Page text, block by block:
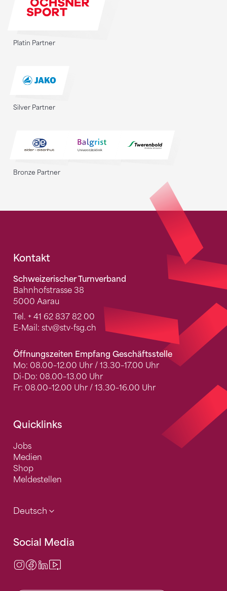
Platin Partner
Silver Partner
Bronze Partner
Fusszeile
Kontakt
Schweizerischer Turnverband
Bahnhofstrasse 38
5000 Aarau
Tel. + 41 62 837 82 00
E-Mail: stv@stv-fsg.ch
Öffnungszeiten Empfang Geschäftsstelle
Mo: 08.00–12.00 Uhr / 13.30–17.00 Uhr
Di-Do: 08.00–13.00 Uhr
Fr: 08.00–12.00 Uhr / 13.30–16.00 Uhr
Quicklinks
Jobs
Medien
Shop
Meldestellen
Deutsch
Social Media
Instagram
Facebook
LinkedIn